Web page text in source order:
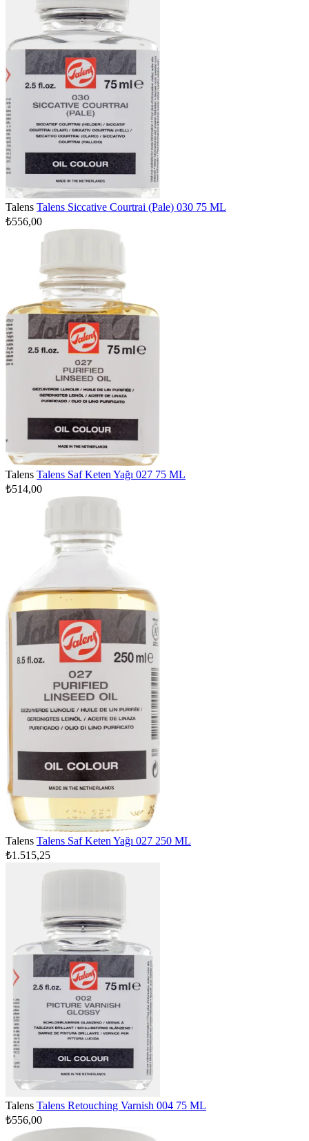
Talens Talens Siccative Courtrai (Pale) 030 75 ML
₺556,00
Talens Talens Saf Keten Yağı 027 75 ML
₺514,00
Talens Talens Saf Keten Yağı 027 250 ML
₺1.515,25
Talens Talens Retouching Varnish 004 75 ML
₺556,00